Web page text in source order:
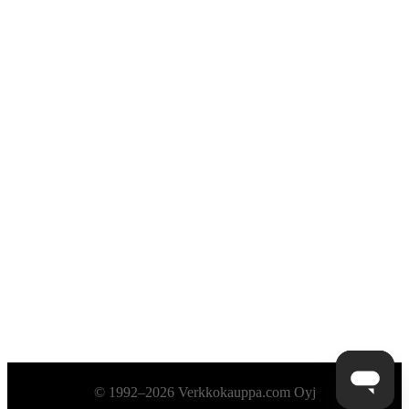
Alatunniste© 1992–2026 Verkkokauppa.com Oyj